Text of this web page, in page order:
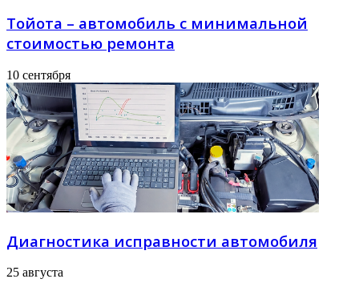
Тойота – автомобиль с минимальной
стоимостью ремонта
10 сентября
Диагностика исправности автомобиля
25 августа